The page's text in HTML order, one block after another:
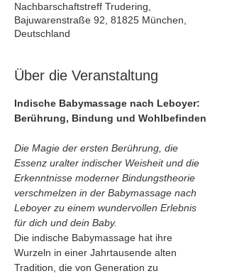
Nachbarschaftstreff Trudering,
Bajuwarenstraße 92, 81825 München,
Deutschland
Über die Veranstaltung
Indische Babymassage nach Leboyer:
Berührung, Bindung und Wohlbefinden
Die Magie der ersten Berührung, die
Essenz uralter indischer Weisheit und die
Erkenntnisse moderner Bindungstheorie
verschmelzen in der Babymassage nach
Leboyer zu einem wundervollen Erlebnis
für dich und dein Baby.
Die indische Babymassage hat ihre
Wurzeln in einer Jahrtausende alten
Tradition, die von Generation zu